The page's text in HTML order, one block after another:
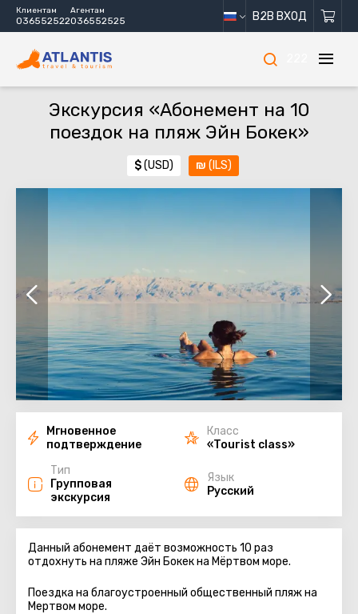
Клиентам
036552522
Агентам
036552525 B2B ВХОД
Экскурсия «Абонемент на 10
поездок на пляж Эйн Бокек»
$(USD) ₪ (ILS)
Мгновенное
подтверждение
Класс
«Tourist class»
Тип
Групповая
экскурсия
Язык
Русский
Данный абонемент даёт возможность 10 раз
отдохнуть на пляже Эйн Бокек на Мёртвом море.
Поездка на благоустроенный общественный пляж на
Мертвом море.